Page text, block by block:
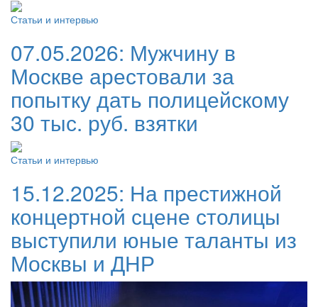
Статьи и интервью
07.05.2026: Мужчину в
Москве арестовали за
попытку дать полицейскому
30 тыс. руб. взятки
Статьи и интервью
15.12.2025: На престижной
концертной сцене столицы
выступили юные таланты из
Москвы и ДНР